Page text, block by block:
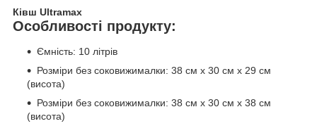
Ківш Ultramax
Особливості продукту:
Ємність: 10 літрів
Розміри без соковижималки: 38 см x 30 см x 29 см
(висота)
Розміри без соковижималки: 38 см x 30 см x 38 см
(висота)